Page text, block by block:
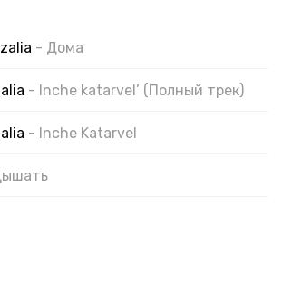
- Дома
- Inche katarvel’ (Полный трек)
- Inche Katarvel